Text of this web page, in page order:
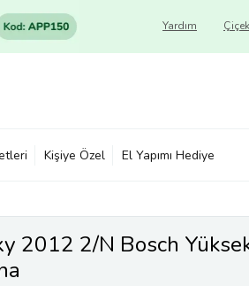
Yardım
Kişiye Özel El Yapımı Hediye
2012 2/N Bosch